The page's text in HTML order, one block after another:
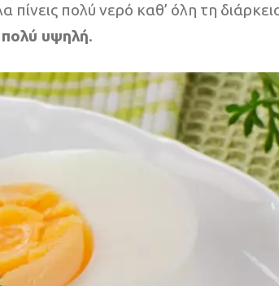
πολύ νερό καθ’ όλη τη
πολύ υψηλή.